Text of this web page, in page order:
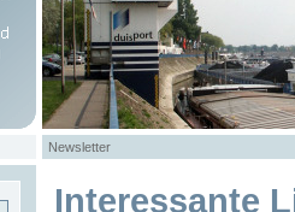
Newsletter
Interessante